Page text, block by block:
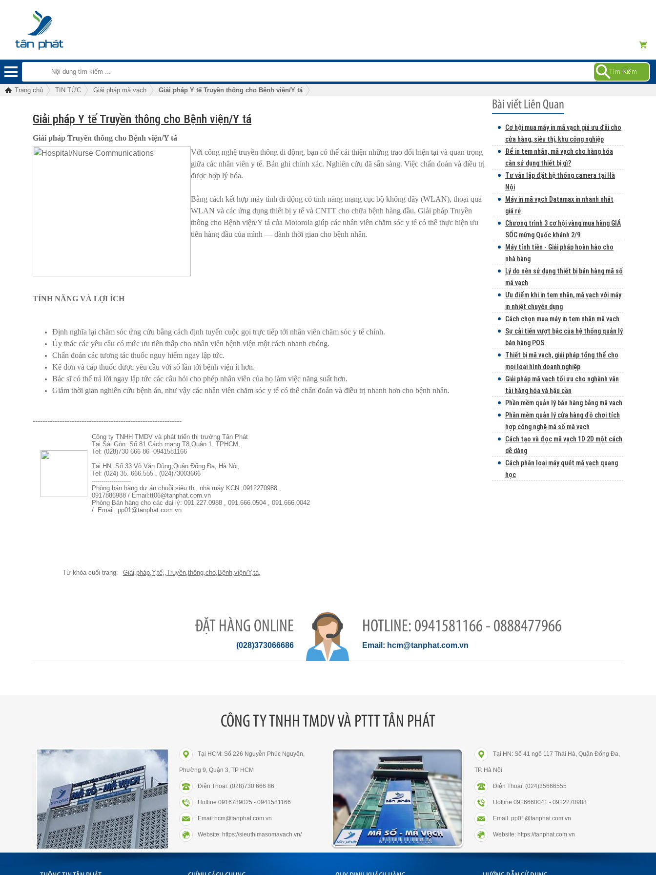
Trang chủ TIN TỨC Giải pháp mã vạch Giải pháp Y tế Truyền thông cho Bệnh viện/Y tá
Giải pháp Y tế Truyền thông cho Bệnh viện/Y tá
Giải pháp Truyền thông cho Bệnh viện/Y tá
Với công nghệ truyền thông di động, bạn có thể cải thiện những trao đổi hiện tại và quan trọng
giữa các nhân viên y tế. Bản ghi chính xác. Nghiên cứu đã sẵn sàng. Việc chẩn đoán và điều trị
được hợp lý hóa.
Bằng cách kết hợp máy tính di động có tính năng mạng cục bộ không dây (WLAN), thoại qua
WLAN và các ứng dụng thiết bị y tế và CNTT cho chữa bệnh hàng đầu, Giải pháp Truyền
thông cho Bệnh viện/Y tá của Motorola giúp các nhân viên chăm sóc y tế có thể thực hiện ưu
tiên hàng đầu của mình — dành thời gian cho bệnh nhân.
TÍNH NĂNG VÀ LỢI ÍCH
Định nghĩa lại chăm sóc ứng cứu bằng cách định tuyến cuộc gọi trực tiếp tới nhân viên chăm sóc y tế chính.
Ủy thác các yêu cầu có mức ưu tiên thấp cho nhân viên bệnh viện một cách nhanh chóng.
Chẩn đoán các tương tác thuốc nguy hiểm ngay lập tức.
Kê đơn và cấp thuốc được yêu cầu với số lần tới bệnh viện ít hơn.
Bác sĩ có thể trả lời ngay lập tức các câu hỏi cho phép nhân viên của họ làm việc năng suất hơn.
Giảm thời gian nghiên cứu bệnh án, như vậy các nhân viên chăm sóc y tế có thể chẩn đoán và điều trị nhanh hơn cho bệnh nhân.
-------------------------------------------------------------
Công ty TNHH TMDV và phát triển thị trường Tân Phát
Tại Sài Gòn: Số 81 Cách mạng T8,Quận 1, TPHCM,
Tel: (028)730 666 86 -0941581166
Tại HN: Số 33 Võ Văn Dũng,Quận Đống Đa, Hà Nội,
Tel: (024) 35. 666.555 , (024)73003666
--------------------
Phòng bán hàng dự án chuỗi siêu thị, nhà máy KCN: 0912270988 ,
0917886988 / Email:tt06@tanphat.com.vn
Phòng Bán hàng cho các đại lý: 091.227.0988 , 091.666.0504 , 091.666.0042
/ Email: pp01@tanphat.com.vn
Cơ hội mua máy in mã vạch giá ưu đãi cho
cửa hàng, siêu thị, khu công nghiệp
Để in tem nhãn, mã vạch cho hàng hóa
cần sử dụng thiết bị gì?
Tư vấn lắp đặt hệ thống camera tại Hà
Nội
Máy in mã vạch Datamax in nhanh nhất
giá rẻ
Chương trình 3 cơ hội vàng mua hàng GIÁ
SỐC mừng Quốc khánh 2/9
Máy tính tiền - Giải pháp hoàn hảo cho
nhà hàng
Lý do nên sử dụng thiết bị bán hàng mã số
mã vạch
Ưu điểm khi in tem nhãn, mã vạch với máy
in nhiệt chuyên dụng
Cách chọn mua máy in tem nhãn mã vạch
Sự cải tiến vượt bậc của hệ thống quản lý
bán hàng POS
Thiết bị mã vạch, giải pháp tổng thể cho
mọi loại hình doanh nghiệp
Giải pháp mã vạch tối ưu cho nghành vận
tải hàng hóa và hậu cần
Phần mềm quản lý bán hàng bằng mã vạch
Phần mềm quản lý cửa hàng đồ chơi tích
hợp công nghệ mã số mã vạch
Cách tạo và đọc mã vạch 1D 2D một cách
dễ dàng
Cách phân loại máy quét mã vạch quang
học
Giải,pháp,Y,tế,,Truyền,thông,cho, Bệnh,viện/Y,tá,
ĐẶT HÀNG ONLINE
(028)373066686
0941581166 - 0888477966
hcm@tanphat.com.vn
CÔNG TY TNHH TMDV VÀ PTTT TÂN PHÁT
Tại HCM: Số 226 Nguyễn Phúc Nguyên,
Phường 9, Quận 3, TP HCM
Điện Thoại: (028)730 666 86
Hotline:0916789025 - 0941581166
Email:hcm@tanphat.com.vn
Website: https://sieuthimasomavach.vn/
Tại HN: Số 41 ngõ 117 Thái Hà, Quận Đống Đa,
TP. Hà Nội
Điện Thoại: (024)35666555
Hotline:0916660041 - 0912270988
Email: pp01@tanphat.com.vn
Website: https://tanphat.com.vn